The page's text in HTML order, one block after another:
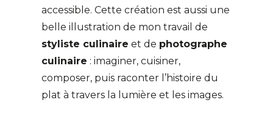
accessible. Cette création est aussi une
belle illustration de mon travail de
styliste culinaire et de photographe
culinaire : imaginer, cuisiner,
composer, puis raconter l’histoire du
plat à travers la lumière et les images.